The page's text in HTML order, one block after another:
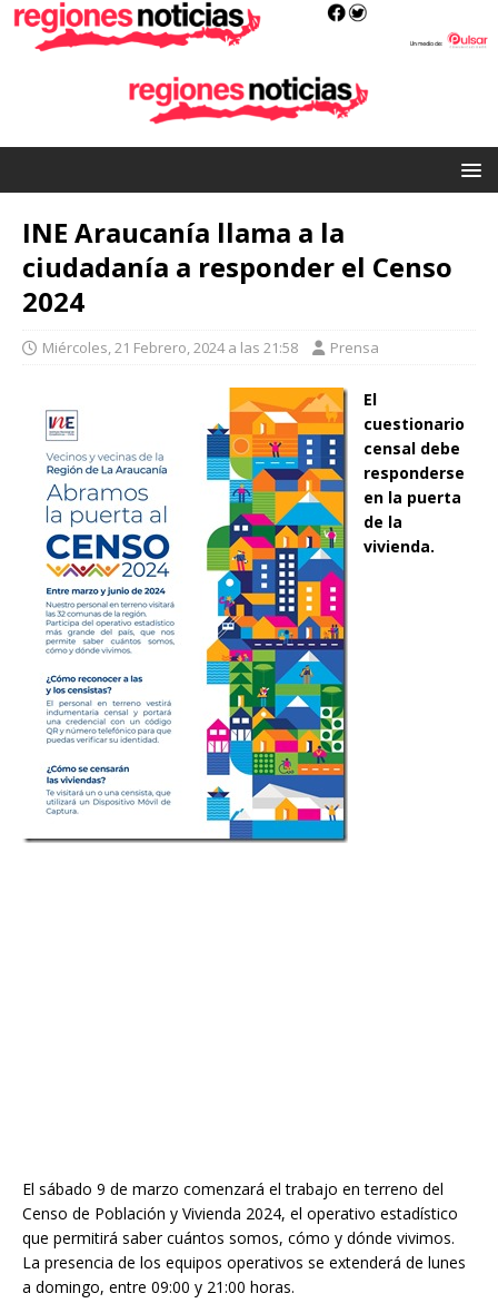
INE Araucanía llama a la
ciudadanía a responder el Censo
2024
Miércoles, 21 Febrero, 2024 a las 21:58 Prensa
El
cuestionario
censal debe
responderse
en la puerta
de la
vivienda.
El sábado 9 de marzo comenzará el trabajo en terreno del
Censo de Población y Vivienda 2024, el operativo estadístico
que permitirá saber cuántos somos, cómo y dónde vivimos.
La presencia de los equipos operativos se extenderá de lunes
a domingo, entre 09:00 y 21:00 horas.